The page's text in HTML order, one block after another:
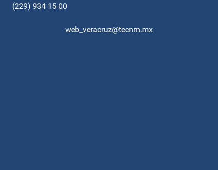
(229) 934 15 00
web_veracruz@tecnm.mx